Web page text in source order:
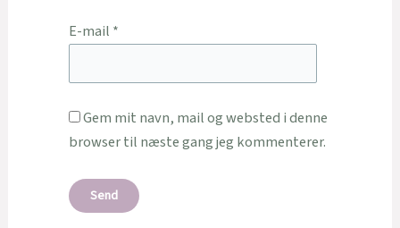
E-mail *
Gem mit navn, mail og websted i denne
browser til næste gang jeg kommenterer.